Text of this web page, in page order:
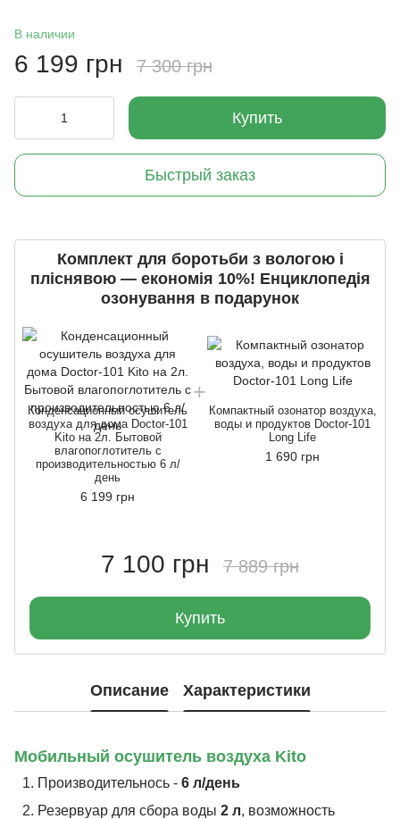
В наличии
6 199 грн 7 300 грн
Купить
Быстрый заказ
Комплект для боротьби з вологою і
пліснявою — економія 10%! Енциклопедія
озонування в подарунок
Конденсационный осушитель
воздуха для дома Doctor-101
Kito на 2л. Бытовой
влагопоглотитель с
производительностью 6 л/
день
6 199 грн
Компактный озонатор воздуха,
воды и продуктов Doctor-101
Long Life
1 690 грн
7 100 грн 7 889 грн
Купить
Описание Характеристики
Мобильный осушитель воздуха Kito
Производительнось - 6 л/день
Резервуар для сбора воды 2 л, возможность